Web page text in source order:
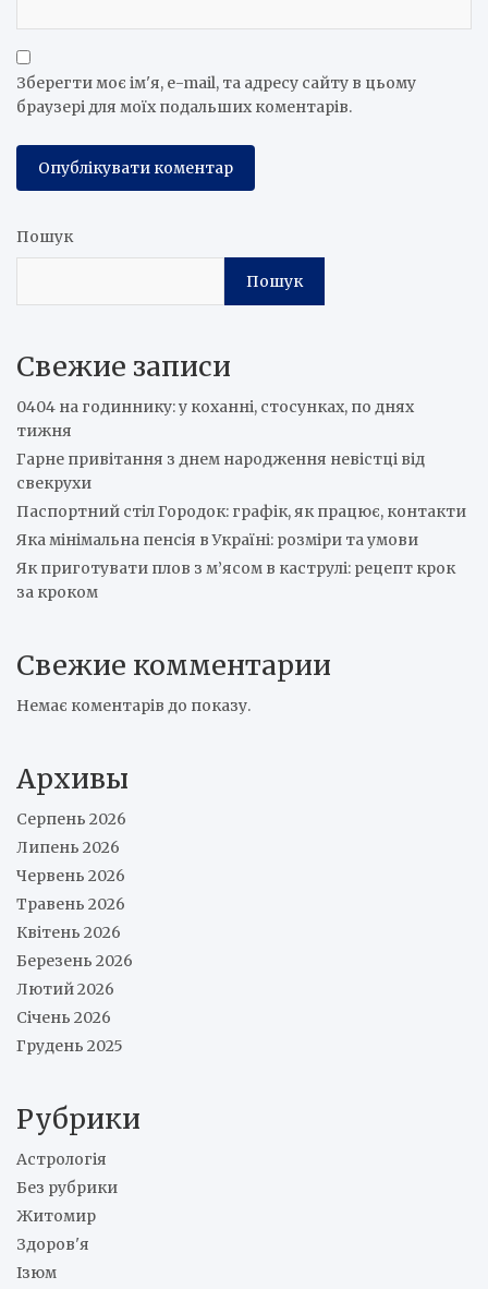
Зберегти моє ім'я, e-mail, та адресу сайту в цьому
браузері для моїх подальших коментарів.
Пошук
Пошук
Свежие записи
0404 на годиннику: у коханні, стосунках, по днях
тижня
Гарне привітання з днем народження невістці від
свекрухи
Паспортний стіл Городок: графік, як працює, контакти
Яка мінімальна пенсія в Україні: розміри та умови
Як приготувати плов з м’ясом в каструлі: рецепт крок
за кроком
Свежие комментарии
Немає коментарів до показу.
Архивы
Серпень 2026
Липень 2026
Червень 2026
Травень 2026
Квітень 2026
Березень 2026
Лютий 2026
Січень 2026
Грудень 2025
Рубрики
Астрологія
Без рубрики
Житомир
Здоров'я
Ізюм